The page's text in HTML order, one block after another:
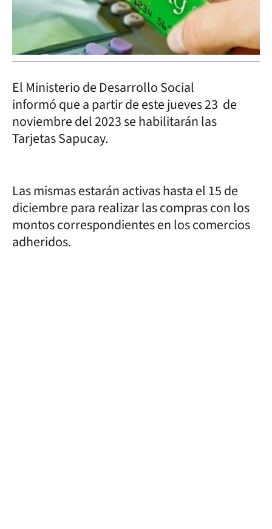
El Ministerio de Desarrollo Social
informó que a partir de este jueves 23 de
noviembre del 2023 se habilitarán las
Tarjetas Sapucay.
Las mismas estarán activas hasta el 15 de
diciembre para realizar las compras con los
montos correspondientes en los comercios
adheridos.